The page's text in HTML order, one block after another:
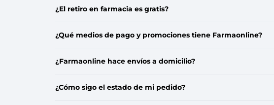
¿El retiro en farmacia es gratis?
¿Qué medios de pago y promociones tiene Farmaonline?
¿Farmaonline hace envíos a domicilio?
¿Cómo sigo el estado de mi pedido?